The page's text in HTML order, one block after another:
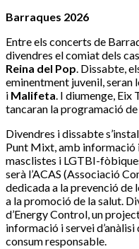
Barraques 2026
Entre els concerts de
divendres el comiat dels
Reina del Pop. Dissabte,
eminentment juvenil, seran
i Malifeta. I diumenge, Eix
tancaran la programació
Divendres i dissabte
Punt Mixt, amb informació
masclistes i LGTBI-
serà l’ACAS (Associació
dedicada a la prevenció de
a la promoció de la salut.
d’Energy Control, un
informació i servei
consum responsable.